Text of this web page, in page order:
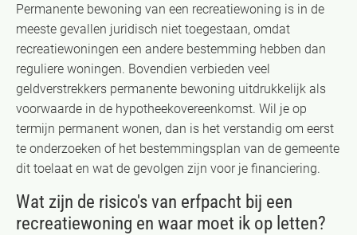
Permanente bewoning van een recreatiewoning is in de
meeste gevallen juridisch niet toegestaan, omdat
recreatiewoningen een andere bestemming hebben dan
reguliere woningen. Bovendien verbieden veel
geldverstrekkers permanente bewoning uitdrukkelijk als
voorwaarde in de hypotheekovereenkomst. Wil je op
termijn permanent wonen, dan is het verstandig om eerst
te onderzoeken of het bestemmingsplan van de gemeente
dit toelaat en wat de gevolgen zijn voor je financiering.
Wat zijn de risico's van erfpacht bij een
recreatiewoning en waar moet ik op letten?